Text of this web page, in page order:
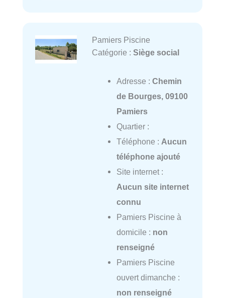
Pamiers Piscine
Catégorie : Siège social
Adresse : Chemin
de Bourges, 09100
Pamiers
Quartier :
Téléphone : Aucun
téléphone ajouté
Site internet :
Aucun site internet
connu
Pamiers Piscine à
domicile : non
renseigné
Pamiers Piscine
ouvert dimanche :
non renseigné